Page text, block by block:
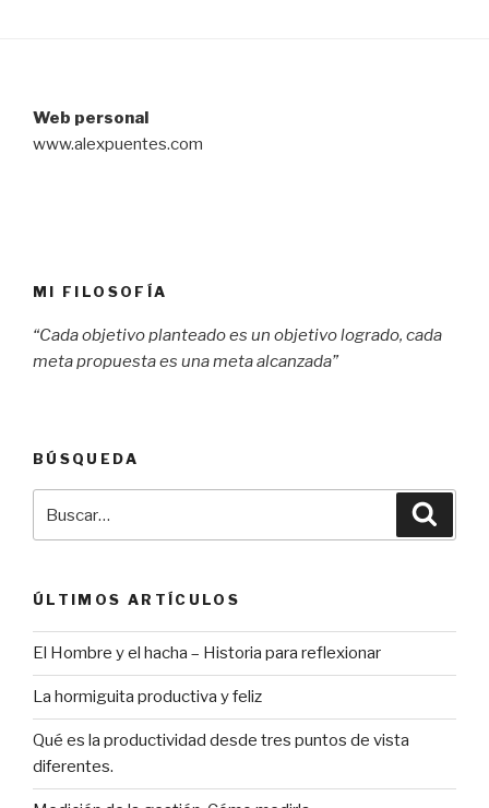
Web personal
www.alexpuentes.com
MI FILOSOFÍA
“Cada objetivo planteado es un objetivo logrado, cada
meta propuesta es una meta alcanzada”
BÚSQUEDA
ÚLTIMOS ARTÍCULOS
El Hombre y el hacha – Historia para reflexionar
La hormiguita productiva y feliz
Qué es la productividad desde tres puntos de vista
diferentes.